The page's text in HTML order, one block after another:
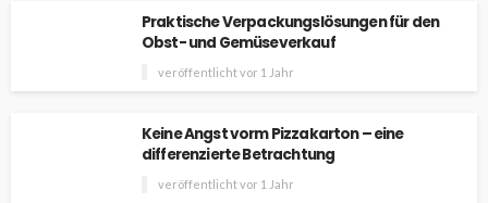
Praktische Verpackungslösungen für den
Obst- und Gemüseverkauf
veröffentlicht vor 1 Jahr
Keine Angst vorm Pizzakarton – eine
differenzierte Betrachtung
veröffentlicht vor 1 Jahr